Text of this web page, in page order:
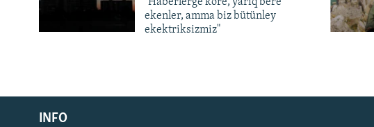
Русский
Українською
"Haberlerge köre, yarıq bere
ekenler, amma biz bütünley
ekektriksizmiz"
INFO